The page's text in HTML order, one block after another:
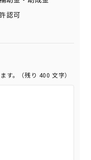
認可
す。（残り 400 文字）